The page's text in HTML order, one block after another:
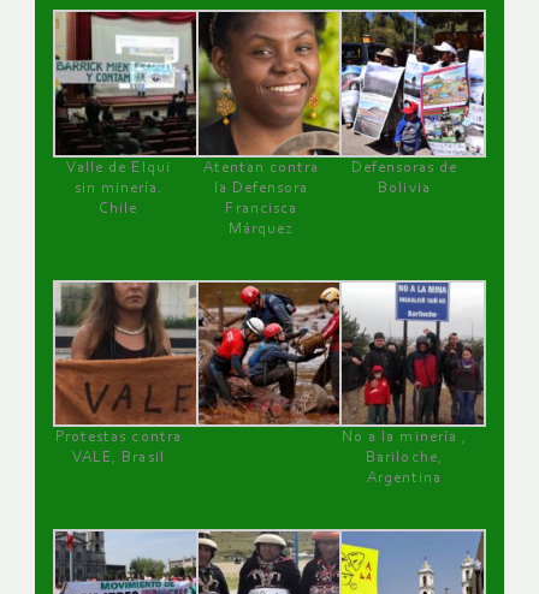
Valle de Elqui
sin minería.
Chile
Atentan contra
la Defensora
Francisca
Márquez
Defensoras de
Bolivia
Protestas contra
VALE, Brasil
No a la minería ,
Bariloche,
Argentina